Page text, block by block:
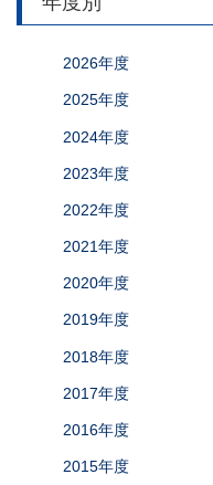
2026年度
2025年度
2024年度
2023年度
2022年度
2021年度
2020年度
2019年度
2018年度
2017年度
2016年度
2015年度